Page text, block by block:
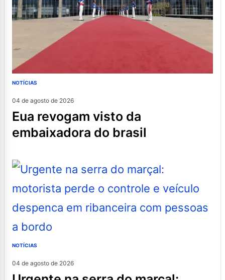
NOTÍCIAS
04 de agosto de 2026
eua revogam visto da
embaixadora do brasil
NOTÍCIAS
04 de agosto de 2026